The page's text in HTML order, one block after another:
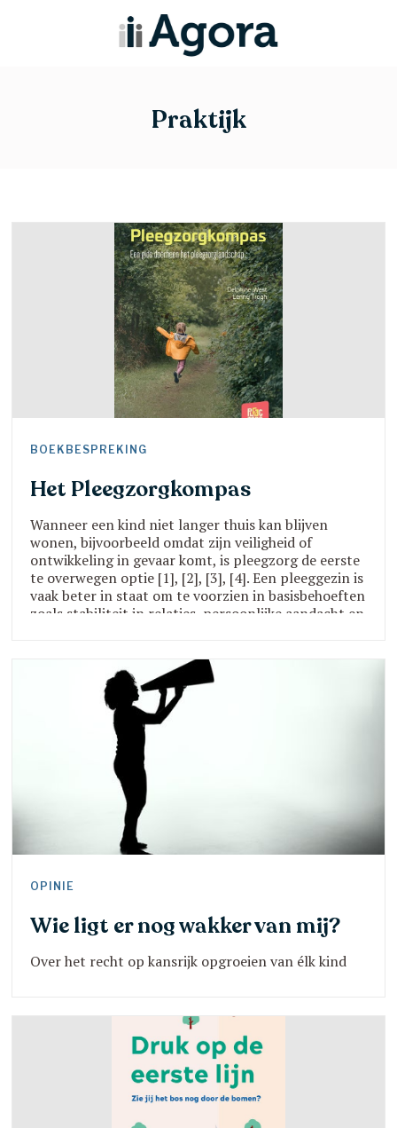
Praktijk
BOEKBESPREKING
Het Pleegzorgkompas
Wanneer een kind niet langer thuis kan blijven
wonen, bijvoorbeeld omdat zijn veiligheid of
ontwikkeling in gevaar komt, is pleegzorg de eerste
te overwegen optie [1], [2], [3], [4]. Een pleeggezin is
vaak beter in staat om te voorzien in basisbehoeften
zoals stabiliteit in relaties, persoonlijke aandacht en
OPINIE
Wie ligt er nog wakker van mij?
Over het recht op kansrijk opgroeien van élk kind